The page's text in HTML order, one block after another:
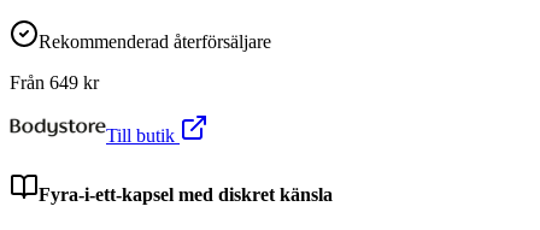
Rekommenderad återförsäljare
Från 649 kr
Till butik
Fyra-i-ett-kapsel med diskret känsla